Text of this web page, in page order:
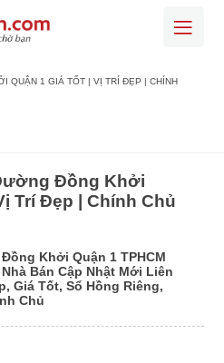
Đồng Khởi
Trí Đẹp | Chính Chủ
Khởi Quận 1 TPHCM
Bán Cập Nhật Mới Liên
Giá Tốt, Sổ Hồng Riêng,
Chủ